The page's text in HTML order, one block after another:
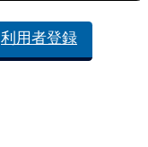
利用者登録